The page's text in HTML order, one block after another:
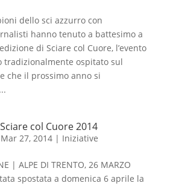
dello sci azzurro con
hanno tenuto a battesimo a
di Sciare col Cuore, l’evento
tradizionalmente ospitato sul
che il prossimo anno si
col Cuore 2014
Mar 27, 2014| Iniziative
| ALPE DI TRENTO, 26 MARZO
spostata a domenica 6 aprile la